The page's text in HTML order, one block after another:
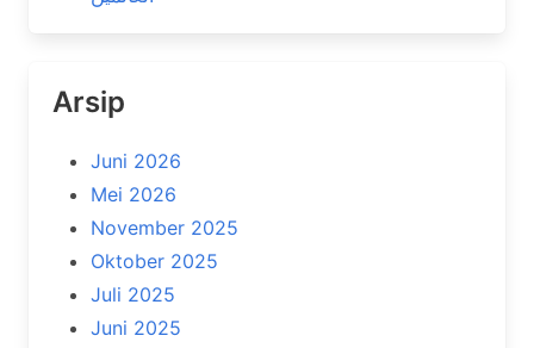
Arsip
Juni 2026
Mei 2026
November 2025
Oktober 2025
Juli 2025
Juni 2025